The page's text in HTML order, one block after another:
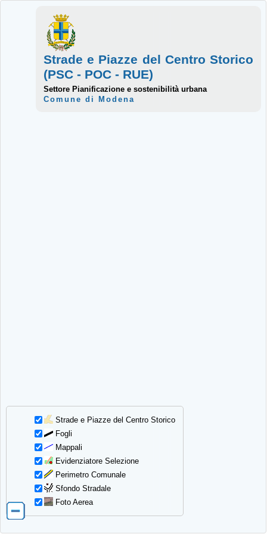
Strade e Piazze del Centro Storico
Fogli
Mappali
Evidenziatore Selezione
Perimetro Comunale
Sfondo Stradale
Foto Aerea
Strade e Piazze del Centro Storico
(PSC - POC - RUE)
Settore Pianificazione e sostenibilità urbana
Comune di Modena